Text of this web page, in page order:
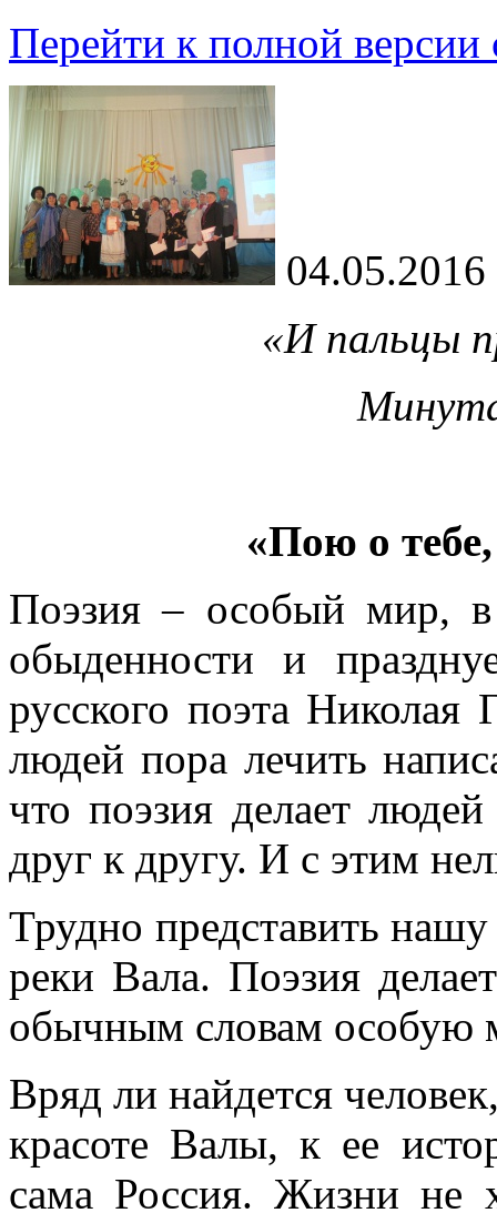
Перейти к полной версии
04.05.2016
«И пальцы
«Пою о
Поэзия – особый мир, в
обыденности и
русского поэта Николая
людей пора лечить
что поэзия делает
друг к другу. И с этим
Трудно представить
реки Вала. Поэзия
обычным словам особую
Вряд ли найдется
красоте Валы, к ее
сама Россия. Жизни не